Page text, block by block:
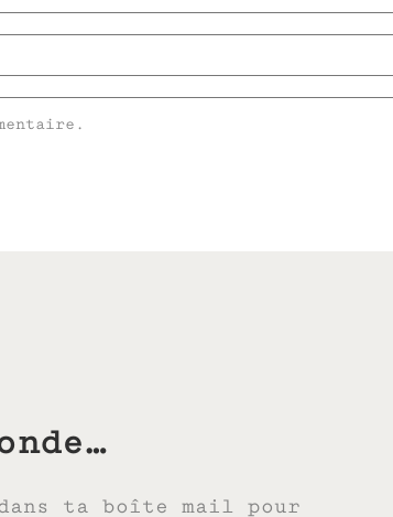
ta boîte mail pour